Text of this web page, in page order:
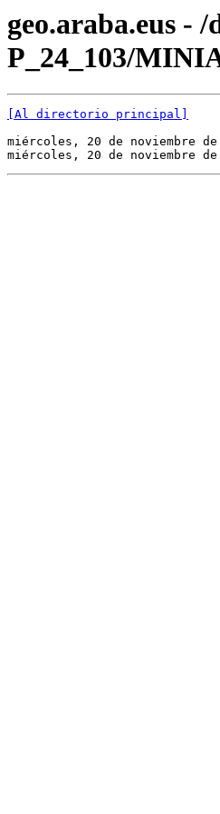
geo.araba.eus -
P_24_103/
[Al directorio principal]
miércoles, 20 de noviembre
miércoles, 20 de noviembre